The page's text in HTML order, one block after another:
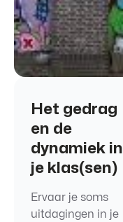
Het gedrag
en de
dynamiek in
je klas(sen)
Ervaar je soms
uitdagingen in je